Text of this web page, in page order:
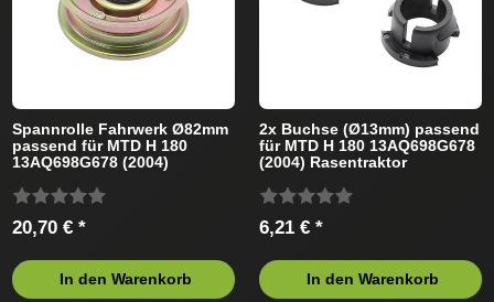
Spannrolle Fahrwerk Ø82mm
passend für MTD H 180
13AQ698G678 (2004)
20,70 € *
In den Warenkorb
2x Buchse (Ø13mm) passend
für MTD H 180 13AQ698G678
(2004) Rasentraktor
6,21 € *
In den Warenkorb